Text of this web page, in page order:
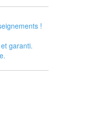
!
garanti.